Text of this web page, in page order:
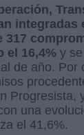
integradas
317
el 16,4% y
de año. Por
Progresista,
una
el 41,6%.